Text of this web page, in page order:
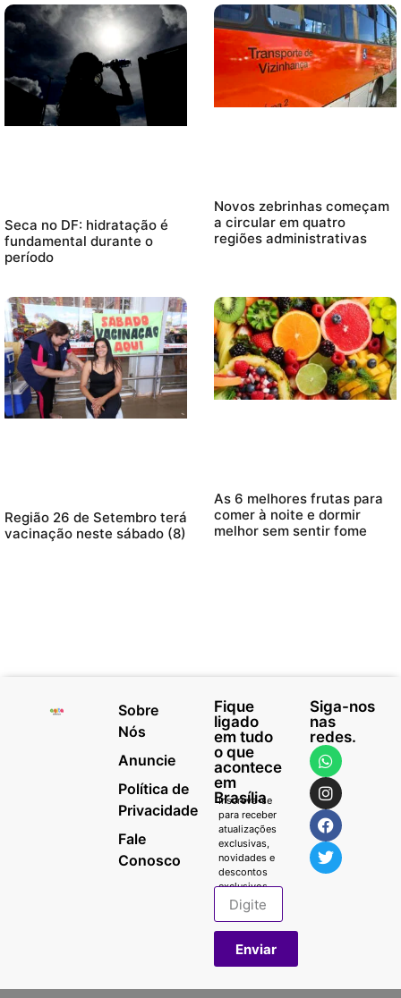
Seca no DF: hidratação é
fundamental durante o
período
Novos zebrinhas começam
a circular em quatro
regiões administrativas
Região 26 de Setembro terá
vacinação neste sábado (8)
As 6 melhores frutas para
comer à noite e dormir
melhor sem sentir fome
Sobre
Nós
Anuncie
Política de
Privacidade
Fale
Conosco
Fique
ligado
em tudo
o que
acontece
em
Brasília
Inscreva-se
para receber
atualizações
exclusivas,
novidades e
descontos
exclusivos.
Enviar
Siga-nos
nas
redes.